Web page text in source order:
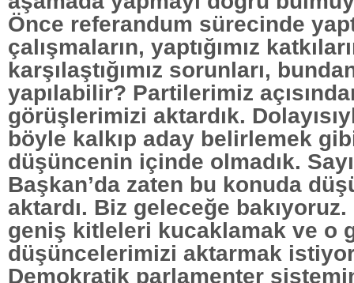
Önce referandum sürecinde
çalışmaların, yaptığımız
karşılaştığımız sorunları,
yapılabilir? Partilerimiz
görüşlerimizi aktardık.
böyle kalkıp aday belirlemek
düşüncenin içinde olmadık.
Başkan’da zaten bu konuda
aktardı. Biz geleceğe
geniş kitleleri kucaklamak ve o
düşüncelerimizi aktarmak
Demokratik parlamenter